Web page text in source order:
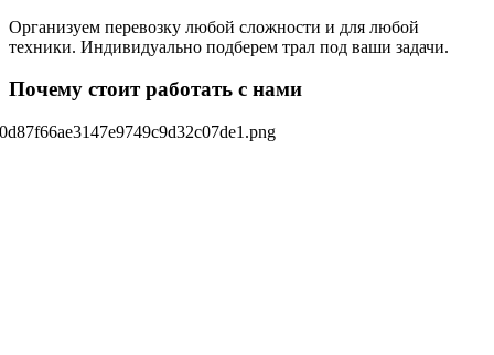
Организуем перевозку любой сложности и для любой
техники. Индивидуально подберем трал под ваши задачи.
Почему стоит работать с нами